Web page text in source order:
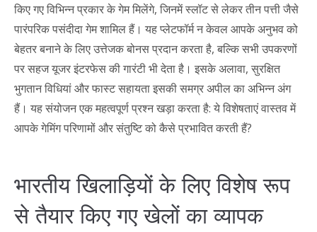
किए गए विभिन्न प्रकार के गेम मिलेंगे, जिनमें स्लॉट से लेकर तीन पत्ती जैसे
पारंपरिक पसंदीदा गेम शामिल हैं। यह प्लेटफॉर्म न केवल आपके अनुभव को
बेहतर बनाने के लिए उत्तेजक बोनस प्रदान करता है, बल्कि सभी उपकरणों
पर सहज यूजर इंटरफेस की गारंटी भी देता है। इसके अलावा, सुरक्षित
भुगतान विधियां और फास्ट सहायता इसकी समग्र अपील का अभिन्न अंग
हैं। यह संयोजन एक महत्वपूर्ण प्रश्न खड़ा करता है: ये विशेषताएं वास्तव में
आपके गेमिंग परिणामों और संतुष्टि को कैसे प्रभावित करती हैं?
भारतीय खिलाड़ियों के लिए विशेष रूप
से तैयार किए गए खेलों का व्यापक